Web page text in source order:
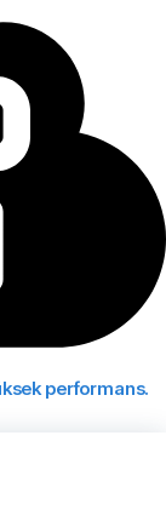
performans.